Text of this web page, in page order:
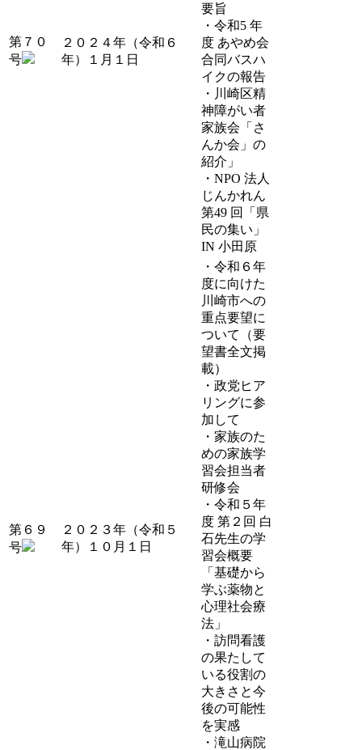
第７０
号
２０２４年（令和６
年）１月１日
要旨
・令和5 年
度 あやめ会
合同バスハ
イクの報告
・川崎区精
神障がい者
家族会「さ
んか会」の
紹介」
・NPO 法人
じんかれん
第49 回「県
民の集い」
IN 小田原
第６９
号
２０２３年（令和５
年）１０月１日
・令和６年
度に向けた
川崎市への
重点要望に
ついて（要
望書全文掲
載）
・政党ヒア
リングに参
加して
・家族のた
めの家族学
習会担当者
研修会
・令和５年
度 第２回 白
石先生の学
習会概要
「基礎から
学ぶ薬物と
心理社会療
法」
・訪問看護
の果たして
いる役割の
大きさと今
後の可能性
を実感
・滝山病院